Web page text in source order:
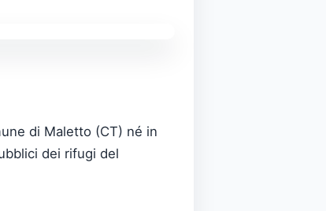
di Maletto (CT) né in
dei rifugi del